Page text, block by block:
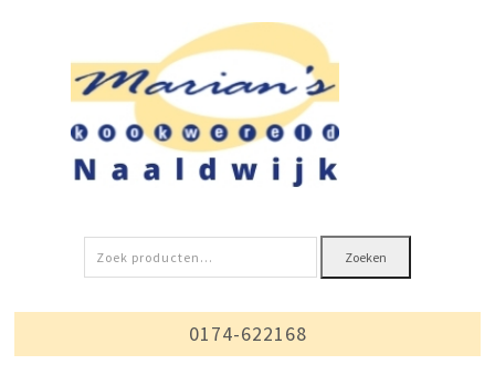
Zoeken
naar:
Zoeken
0174-622168